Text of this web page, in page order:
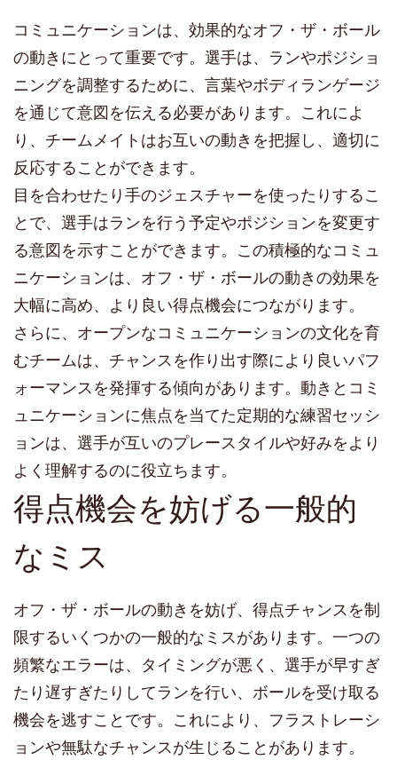
コミュニケーションは、効果的なオフ・ザ・ボール
の動きにとって重要です。選手は、ランやポジショ
ニングを調整するために、言葉やボディランゲージ
を通じて意図を伝える必要があります。これによ
り、チームメイトはお互いの動きを把握し、適切に
反応することができます。
目を合わせたり手のジェスチャーを使ったりするこ
とで、選手はランを行う予定やポジションを変更す
る意図を示すことができます。この積極的なコミュ
ニケーションは、オフ・ザ・ボールの動きの効果を
大幅に高め、より良い得点機会につながります。
さらに、オープンなコミュニケーションの文化を育
むチームは、チャンスを作り出す際により良いパフ
ォーマンスを発揮する傾向があります。動きとコミ
ュニケーションに焦点を当てた定期的な練習セッシ
ョンは、選手が互いのプレースタイルや好みをより
よく理解するのに役立ちます。
得点機会を妨げる一般的
なミス
オフ・ザ・ボールの動きを妨げ、得点チャンスを制
限するいくつかの一般的なミスがあります。一つの
頻繁なエラーは、タイミングが悪く、選手が早すぎ
たり遅すぎたりしてランを行い、ボールを受け取る
機会を逃すことです。これにより、フラストレーシ
ョンや無駄なチャンスが生じることがあります。